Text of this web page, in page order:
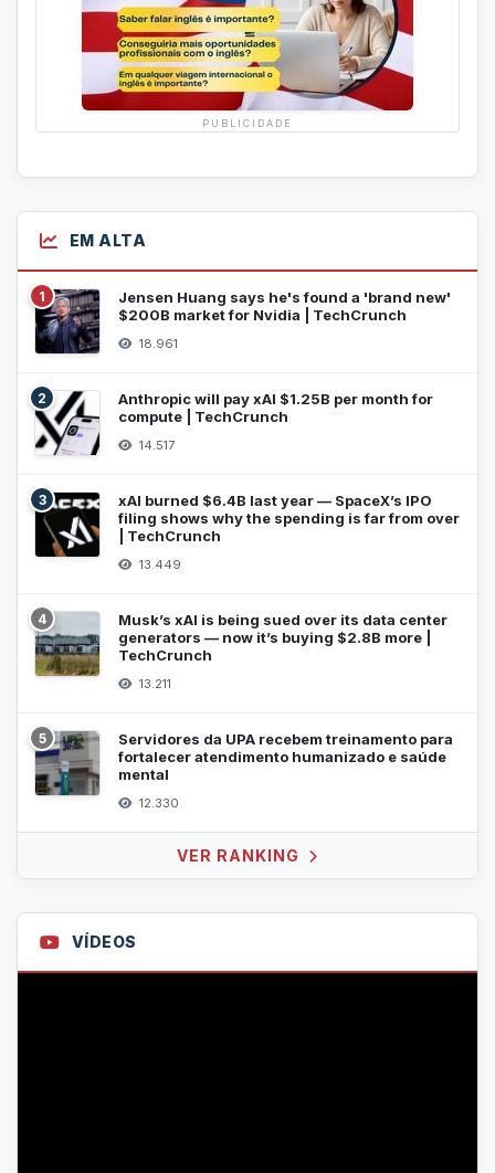
PUBLICIDADE
EM ALTA
1
Jensen Huang says he's found a 'brand new'
$200B market for Nvidia | TechCrunch
18.961
2
Anthropic will pay xAI $1.25B per month for
compute | TechCrunch
14.517
3
xAI burned $6.4B last year — SpaceX’s IPO
filing shows why the spending is far from over
| TechCrunch
13.449
4
Musk’s xAI is being sued over its data center
generators — now it’s buying $2.8B more |
TechCrunch
13.211
5
Servidores da UPA recebem treinamento para
fortalecer atendimento humanizado e saúde
mental
12.330
VER RANKING
VÍDEOS